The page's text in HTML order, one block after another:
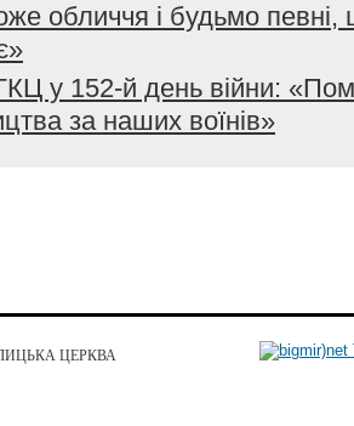
обличчя і будьмо певні,
у 152-й день війни:
за наших воїнів»
ЦЕРКВА